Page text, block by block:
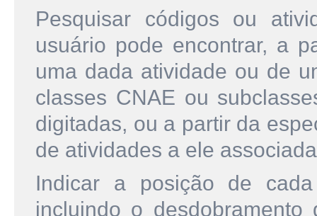
Pesquisar códigos ou
usuário pode encontrar, a
uma dada atividade ou de
classes CNAE ou
digitadas, ou a partir da
de atividades a ele
Indicar a posição de
incluindo o